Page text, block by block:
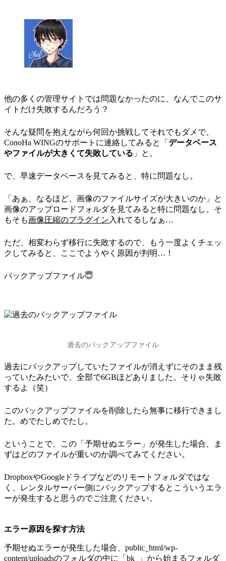
他の多くの管理サイトでは問題なかったのに、なんでこのサ
イトだけ失敗するんだろう？
そんな疑問を抱えながら何回か挑戦してそれでもダメで、
ConoHa WINGのサポートに連絡してみると「 データベース
やファイルが大きくて失敗している 」と。
で、早速データベースを見てみると、特に問題なし。
「あぁ、なるほど、画像のファイルサイズが大きいのか」と
画像のアップロードフォルダを見てみると特に問題なし。そ
もそも画像圧縮のプラグイン 入れてるしなぁ…
ただ、相変わらず移行に失敗するので、もう一度よくチェッ
クしてみると、ここでようやく原因が判明…！
バックアップファイル😇
過去のバックアップファイル
過去にバックアップしていたファイルが消えずにそのまま残
っていたみたいで、全部で6GBほどありました。そりゃ失敗
するよ（笑）
このバックアップファイルを削除したら無事に移行できまし
た。めでたしめでたし。
ということで、この「予期せぬエラー」が発生した場合、ま
ずはどのファイルが重いのか調べてみてください。
DropboxやGoogleドライブなどのリモートフォルダではな
く、レンタルサーバー側にバックアップするとこういうエラ
ーが発生すると思うのでご注意ください。
エラー原因を探す方法
予期せぬエラーが発生した場合、public_html/wp-
content/uploadsのフォルダの中に「bk_」から始まるフォルダ